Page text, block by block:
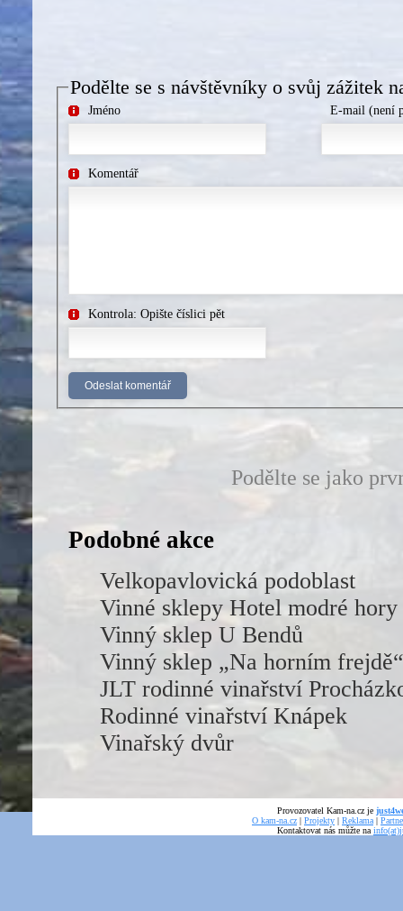
Podělte se s návštěvníky o svůj zážitek
Jméno E-mail (není
Komentář
Kontrola: Opište číslici pět
Podělte se jako
Podobné akce
Velkopavlovická podoblast
Vinné sklepy Hotel modré hory
Vinný sklep U Bendů
Vinný sklep „Na horním frejdě“
JLT rodinné vinařství
Rodinné vinařství Knápek
Vinařský dvůr
Provozovatel Kam-na.cz je
O kam-na.cz | Projekty | Reklama |
Kontaktovat nás můžte na